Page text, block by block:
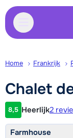
Home Frankrijk
Chalet
8,5 Heerlijk2
Farmhouse